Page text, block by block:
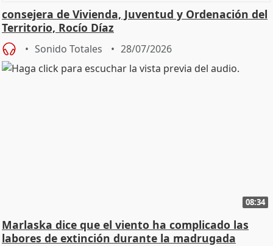
consejera de Vivienda, Juventud y Ordenación del
Territorio, Rocío Díaz
Sonido Totales 28/07/2026
08:34
Marlaska dice que el viento ha complicado las
labores de extinción durante la madrugada